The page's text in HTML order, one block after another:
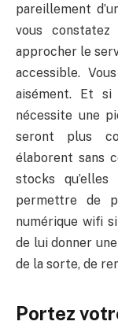
pareillement
vous
approcher le
accessible.
aisément. Et
nécessite une
seront plus
élaborent sans
stocks
permettre de
numérique wifi
de lui donner
de la sorte, de
Portez